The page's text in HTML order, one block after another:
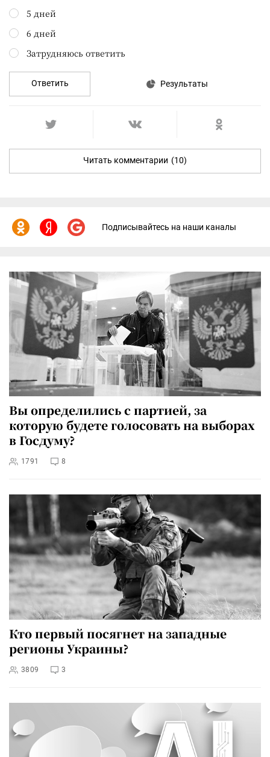
5 дней
6 дней
Затрудняюсь ответить
Ответить Результаты
Читать комментарии (10)
Подписывайтесь на наши каналы
Вы определились с партией, за
которую будете голосовать на выборах
в Госдуму?
1791 8
Кто первый посягнет на западные
регионы Украины?
3809 3